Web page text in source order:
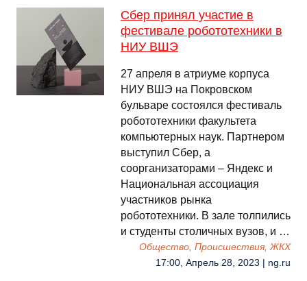
Сбер принял участие в
фестивале робототехники в
НИУ ВШЭ
27 апреля в атриуме корпуса
НИУ ВШЭ на Покровском
бульваре состоялся фестиваль
робототехники факультета
компьютерных наук. Партнером
выступил Сбер, а
соорганизаторами – Яндекс и
Национальная ассоциация
участников рынка
робототехники. В зале толпились
и студенты столичных вузов, и …
Общество, Происшествия, ЖКХ
17:00, Апрель 28, 2023 | ng.ru